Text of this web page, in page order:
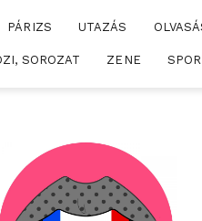
PÁRIZS UTAZÁS
SOROZAT ZENE